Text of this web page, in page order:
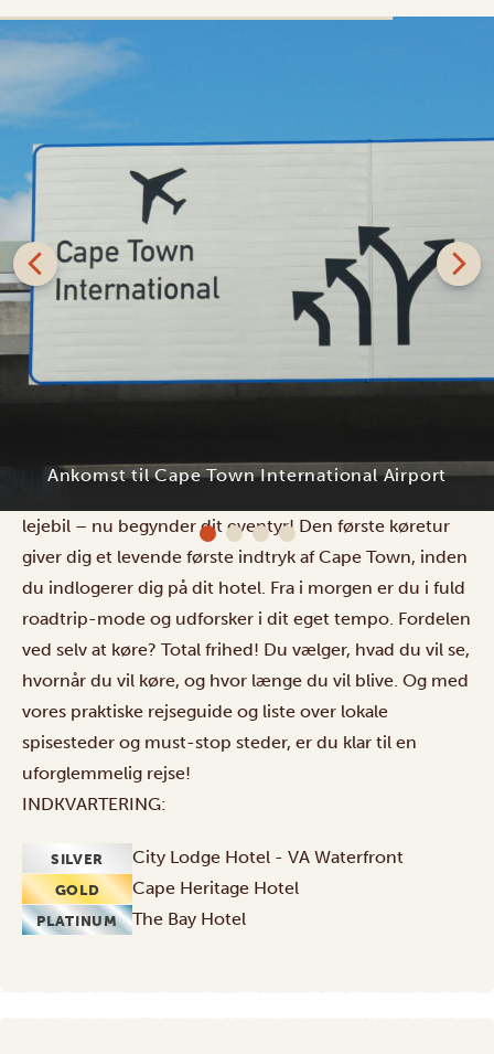
City Lodge Hotel - VA Waterfront
‘Baie welkom in Suid-Afrika, Nayimkelekile eMzantsi
Cape Town International Airport, bliver du straks mødt
lejebil – nu begynder dit eventyr! Den første køretur
giver dig et levende første indtryk af Cape Town, inden
du indlogerer dig på dit hotel. Fra i morgen er du i fuld
roadtrip-mode og udforsker i dit eget tempo. Fordelen
ved selv at køre? Total frihed! Du vælger, hvad du vil se,
hvornår du vil køre, og hvor længe du vil blive. Og med
vores praktiske rejseguide og liste over lokale
spisesteder og must-stop steder, er du klar til en
uforglemmelig rejse!
INDKVARTERING:
SILVER City Lodge Hotel - VA Waterfront
GOLD Cape Heritage Hotel
PLATINUM The Bay Hotel